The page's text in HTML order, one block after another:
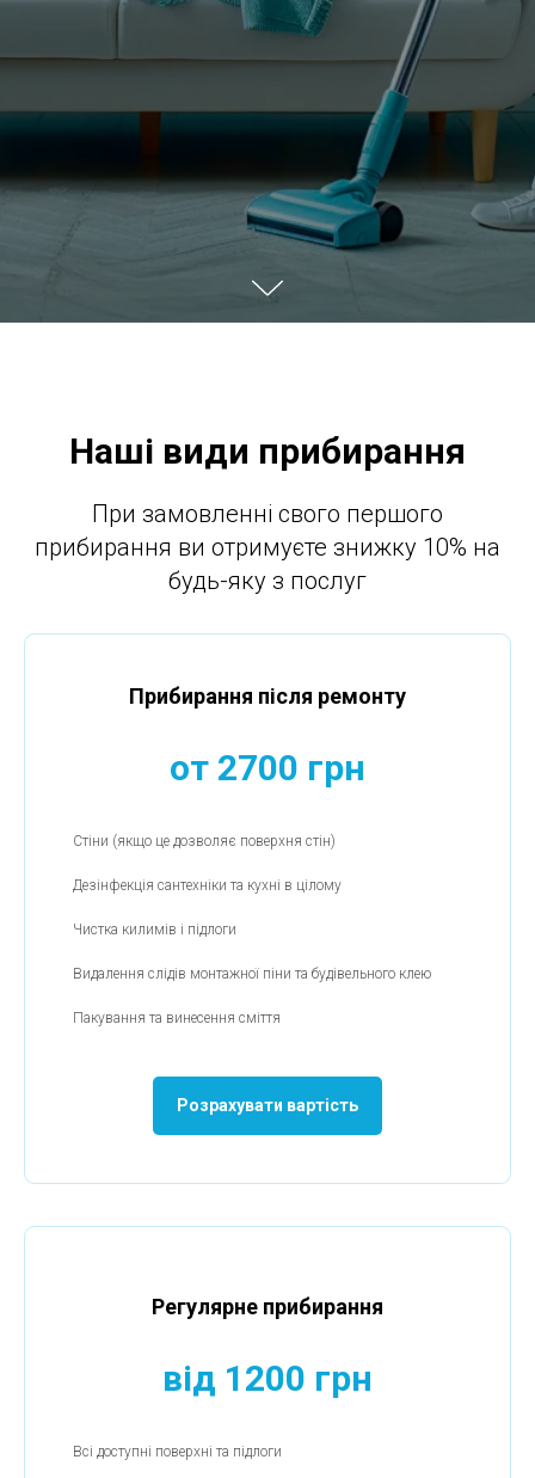
Наші види прибирання
При замовленні свого першого
прибирання ви отримуєте знижку 10% на
будь-яку з послуг
Прибирання після ремонту
от 2700 грн
Стіни (якщо це дозволяє поверхня стін)
Дезінфекція сантехніки та кухні в цілому
Чистка килимів і підлоги
Видалення слідів монтажної піни та будівельного клею
Пакування та винесення сміття
Розрахувати вартість
Регулярне прибирання
від 1200 грн
Всі доступні поверхні та підлоги